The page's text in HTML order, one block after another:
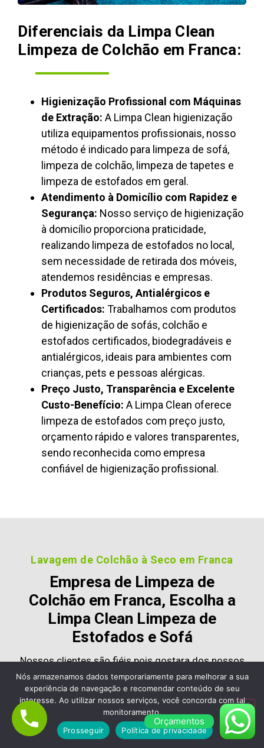
Diferenciais da Limpa Clean
Limpeza de Colchão em Franca:
Higienização Profissional com Máquinas
de Extração: A Limpa Clean higienização
utiliza equipamentos profissionais, nosso
método é indicado para limpeza de sofá,
limpeza de colchão, limpeza de tapetes e
limpeza de estofados em geral.
Atendimento à Domicílio com Rapidez e
Segurança: Nosso serviço de higienização
à domicílio proporciona praticidade,
realizando limpeza de estofados no local,
sem necessidade de retirada dos móveis,
atendemos residências e empresas.
Produtos Seguros, Antialérgicos e
Certificados: Trabalhamos com produtos
de higienização de sofás, colchão e
estofados certificados, biodegradáveis e
antialérgicos, ideais para ambientes com
crianças, pets e pessoas alérgicas.
Preço Justo, Transparência e Excelente
Custo-Benefício: A Limpa Clean oferece
limpeza de estofados com preço justo,
orçamento rápido e valores transparentes,
sendo reconhecida como empresa
confiável de higienização profissional.
Lavagem de Colchão à Seco em Franca
Empresa de Limpeza de
Colchão em Franca, Escolha a
Limpa Clean Limpeza de
Estofados e Sofá
Nossos clientes são fiéis pois gostara dos nossos
serviços e nos recomendam, veja alguns desses
comentários:
Orçamentos
Nós armazenamos dados temporariamente para melhorar a sua
experiência de navegação e recomendar conteúdo de seu
interesse. Ao utilizar nossos serviços, você concorda com tal
monitoramento.
Prosseguir
Política de privacidade